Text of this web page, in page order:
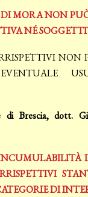
DI MORA NON
NÉ
NON
di Brescia, dott.
DI